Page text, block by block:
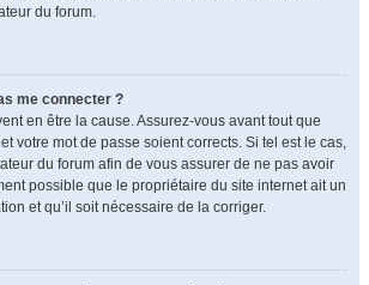
du forum.
me connecter ?
en être la cause. Assurez-vous avant tout que
votre mot de passe soient corrects. Si tel est le cas,
du forum afin de vous assurer de ne pas avoir
possible que le propriétaire du site internet ait un
et qu’il soit nécessaire de la corriger.